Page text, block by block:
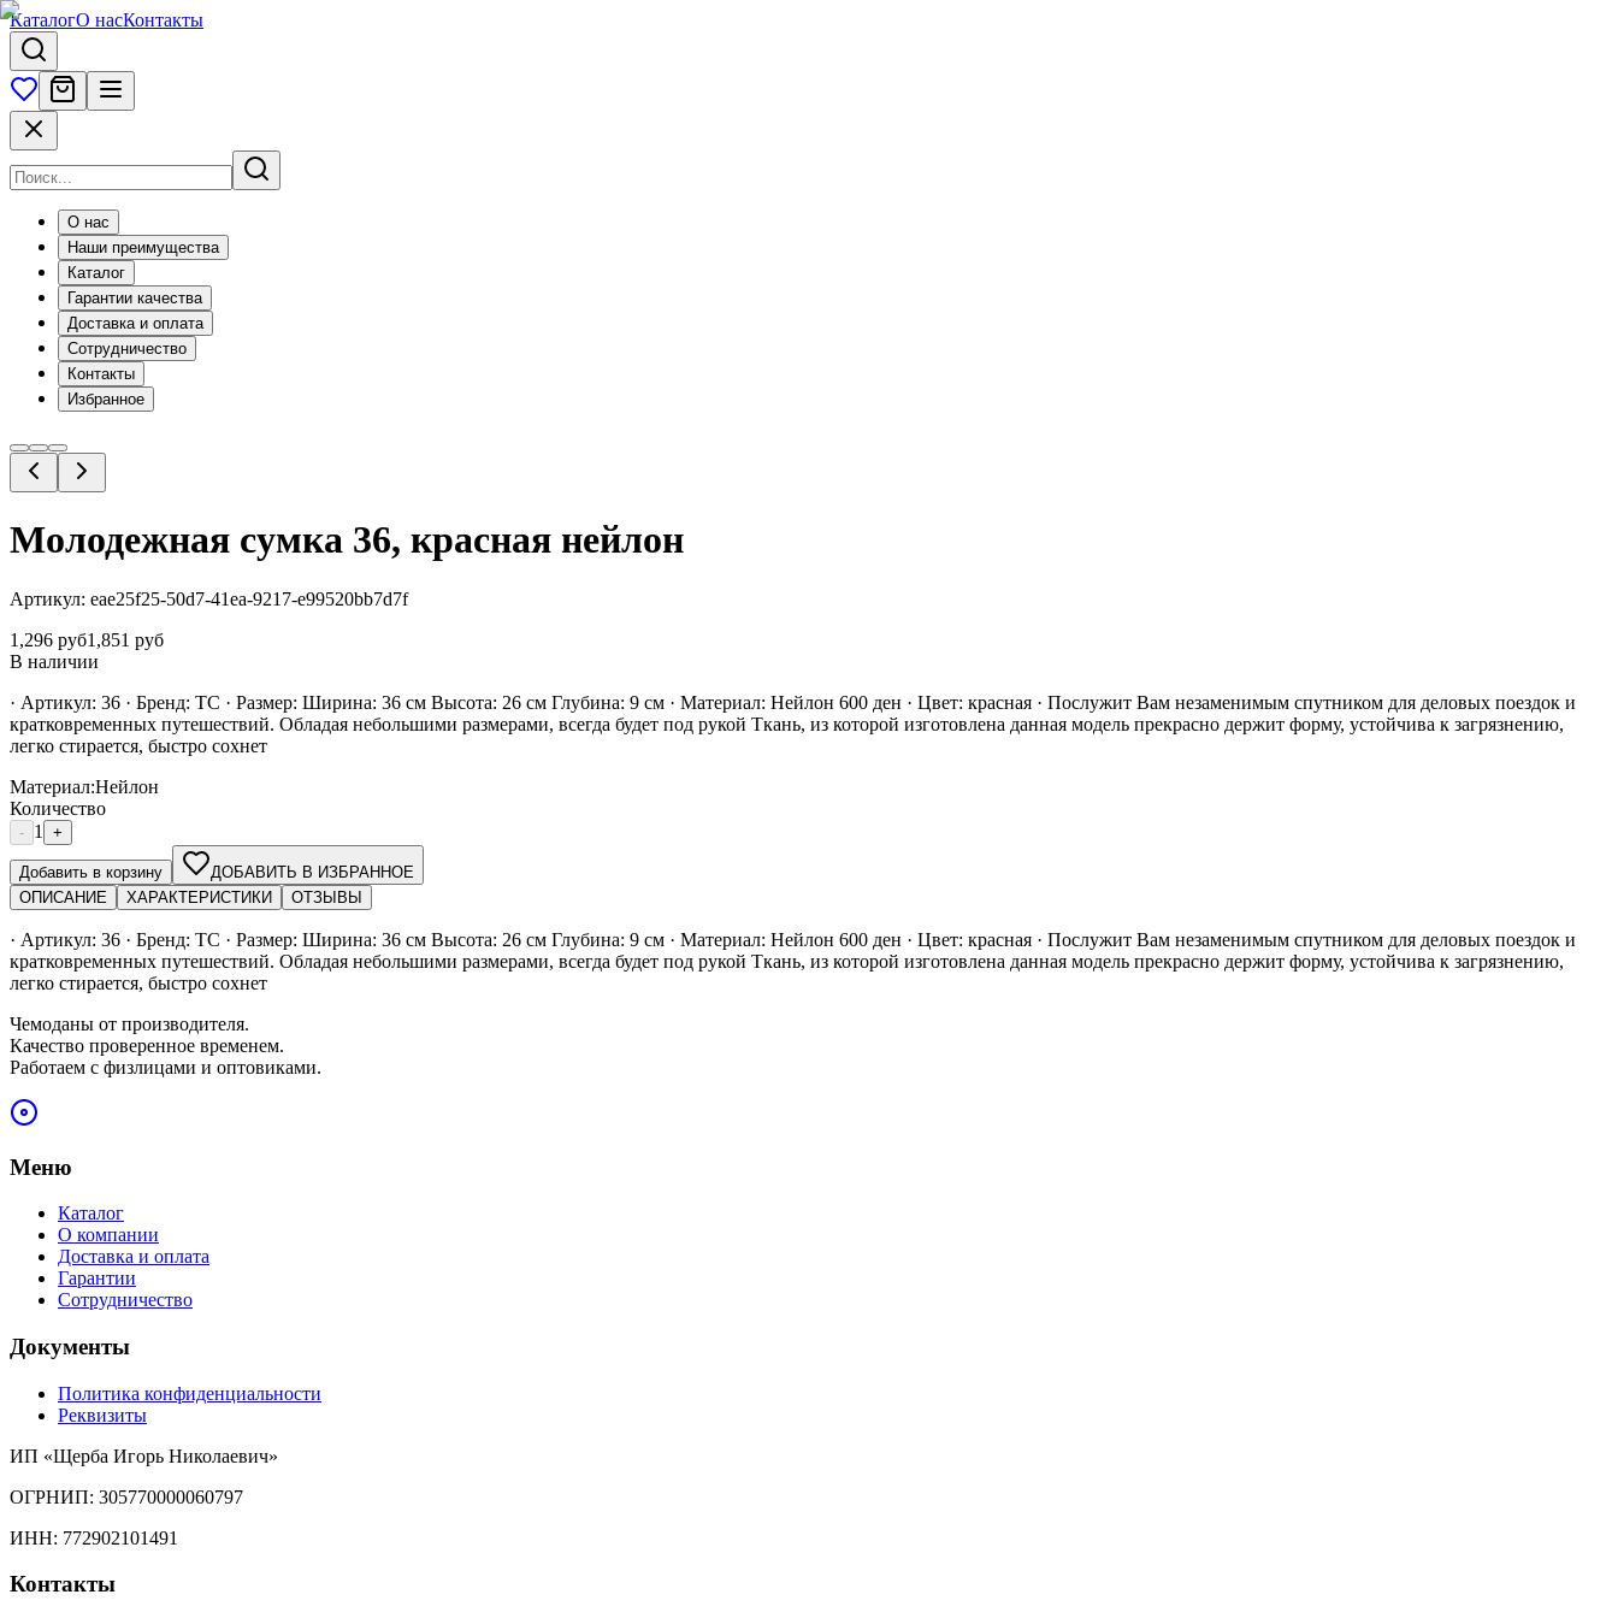
КаталогО насКонтакты
О нас
Наши преимущества
Каталог
Гарантии качества
Доставка и оплата
Сотрудничество
Контакты
Избранное
Молодежная сумка 36, красная нейлон
Артикул: eae25f25-50d7-41ea-9217-e99520bb7d7f
1,296 руб1,851 руб
В наличии
· Артикул: 36 · Бренд: ТС · Размер: Ширина: 36 см Высота: 26 см Глубина: 9 см · Материал: Нейлон 600 ден · Цвет: красная · Послужит Вам незаменимым спутником для деловых поездок и
кратковременных путешествий. Обладая небольшими размерами, всегда будет под рукой Ткань, из которой изготовлена данная модель прекрасно держит форму, устойчива к загрязнению,
легко стирается, быстро сохнет
Материал:Нейлон
Количество
- 1 +
Добавить в корзину
ДОБАВИТЬ В ИЗБРАННОЕ
ОПИСАНИЕ
ХАРАКТЕРИСТИКИ ОТЗЫВЫ
· Артикул: 36 · Бренд: ТС · Размер: Ширина: 36 см Высота: 26 см Глубина: 9 см · Материал: Нейлон 600 ден · Цвет: красная · Послужит Вам незаменимым спутником для деловых поездок и
кратковременных путешествий. Обладая небольшими размерами, всегда будет под рукой Ткань, из которой изготовлена данная модель прекрасно держит форму, устойчива к загрязнению,
легко стирается, быстро сохнет
Чемоданы от производителя.
Качество проверенное временем.
Работаем с физлицами и оптовиками.
Меню
Каталог
О компании
Доставка и оплата
Гарантии
Сотрудничество
Документы
Политика конфиденциальности
Реквизиты
ИП «Щерба Игорь Николаевич»
ОГРНИП: 305770000060797
ИНН: 772902101491
Контакты